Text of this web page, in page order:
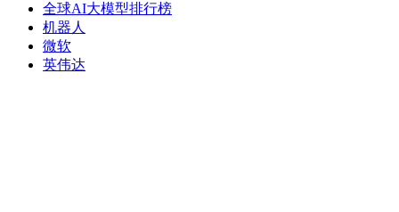
全球AI大模型排行榜
机器人
微软
英伟达